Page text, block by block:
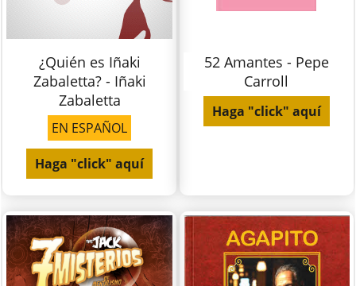
¿Quién es Iñaki
Zabaletta? - Iñaki
Zabaletta
EN ESPAÑOL
Haga "click" aquí
52 Amantes - Pepe
Carroll
Haga "click" aquí